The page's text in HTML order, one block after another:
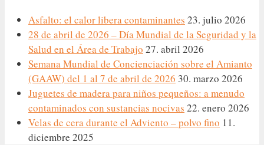
Asfalto: el calor libera contaminantes 23. julio 2026
28 de abril de 2026 – Día Mundial de la Seguridad y la
Salud en el Área de Trabajo 27. abril 2026
Semana Mundial de Concienciación sobre el Amianto
(GAAW) del 1 al 7 de abril de 2026 30. marzo 2026
Juguetes de madera para niños pequeños: a menudo
contaminados con sustancias nocivas 22. enero 2026
Velas de cera durante el Adviento – polvo fino 11.
diciembre 2025